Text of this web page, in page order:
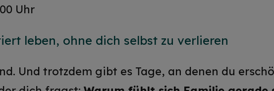
Uhr
leben, ohne dich selbst zu verlieren
Und trotzdem gibt es Tage, an denen du